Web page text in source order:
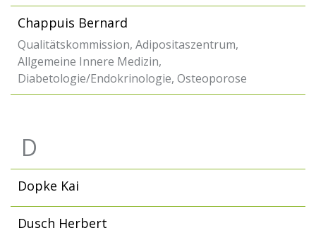
Chappuis Bernard
Qualitätskommission, Adipositaszentrum,
Allgemeine Innere Medizin,
Diabetologie/Endokrinologie, Osteoporose
D
Dopke Kai
Dusch Herbert